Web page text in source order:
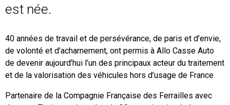
Mon compte
Appelez-nous
01 60 48 23 09
est née.
40 années de travail et de persévérance, de paris et d’envie,
de volonté et d’acharnement, ont permis à Allo Casse Auto
de devenir aujourd’hui l’un des principaux acteur du traitement
et de la valorisation des véhicules hors d’usage de France.
Partenaire de la Compagnie Française des Ferrailles avec